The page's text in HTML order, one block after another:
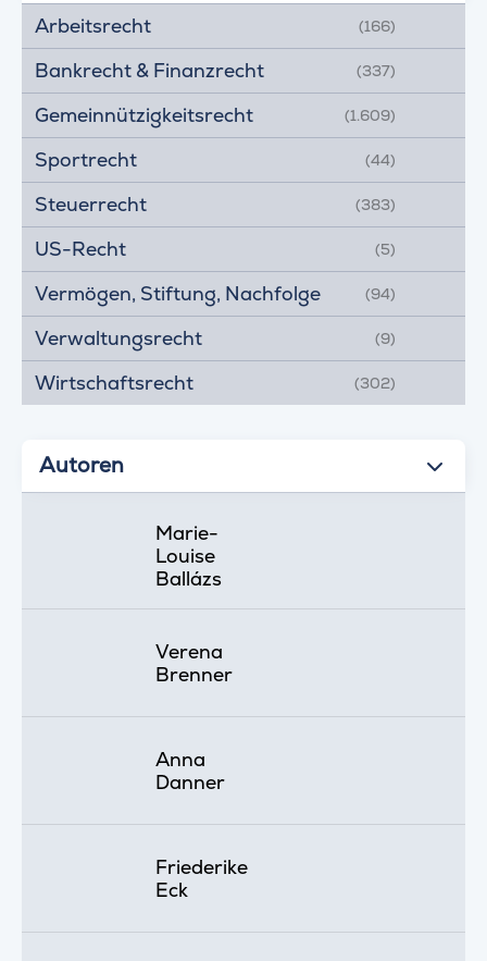
Arbeitsrecht (166)
Bankrecht & Finanzrecht (337)
Gemeinnützigkeitsrecht (1.609)
Sportrecht (44)
Steuerrecht (383)
US-Recht (5)
Vermögen, Stiftung, Nachfolge (94)
Verwaltungsrecht (9)
Wirtschaftsrecht (302)
Autoren
Marie-
Louise
Ballázs
Verena
Brenner
Anna
Danner
Friederike
Eck